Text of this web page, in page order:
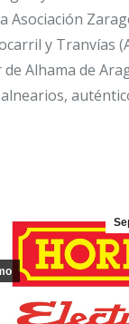
Asociación
y Tranvías
Alhama de